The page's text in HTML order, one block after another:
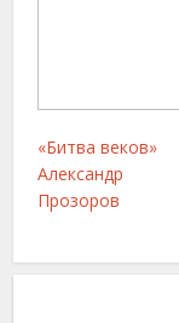
«Битва веков»
Александр
Прозоров